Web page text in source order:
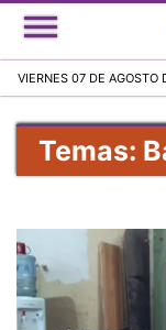
VIERNES 07 DE AGOSTO
Temas: